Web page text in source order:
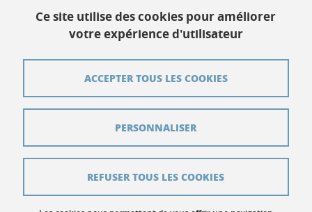
Plan du site
Mentions légales
Données personnelles
Ce site utilise des cookies pour améliorer
votre expérience d'utilisateur
ACCEPTER TOUS LES COOKIES
REFUSER TOUS LES COOKIES
PERSONNALISER